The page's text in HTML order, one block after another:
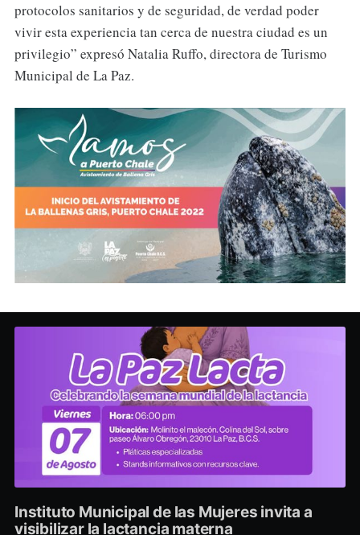
protocolos sanitarios y de seguridad, de verdad poder
vivir esta experiencia tan cerca de nuestra ciudad es un
privilegio” expresó Natalia Ruffo, directora de Turismo
Municipal de La Paz.
Instituto Municipal de las Mujeres invita a
visibilizar la lactancia materna